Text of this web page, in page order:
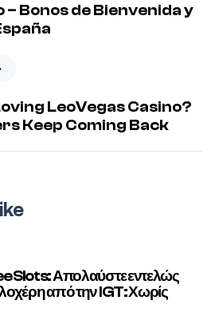
Bonos de Bienvenida y
LeoVegas Casino?
Keep Coming Back
Slots: Απολαύστε εντελώς
από την IGT: Χωρίς